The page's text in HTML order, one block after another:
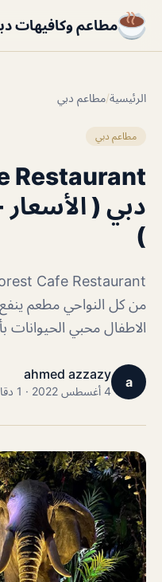
مطاعم وكافيهات
الرئيسية/مطاعم دبي
مطاعم دبي
Restaurant
دبي ( الأسعار
)
من كل النواحي مطعم ينفع
الاطفال محبي الحيوانات
a
ahmed azzazy
4 أغسطس 2022 · 1 دقائق قراءة